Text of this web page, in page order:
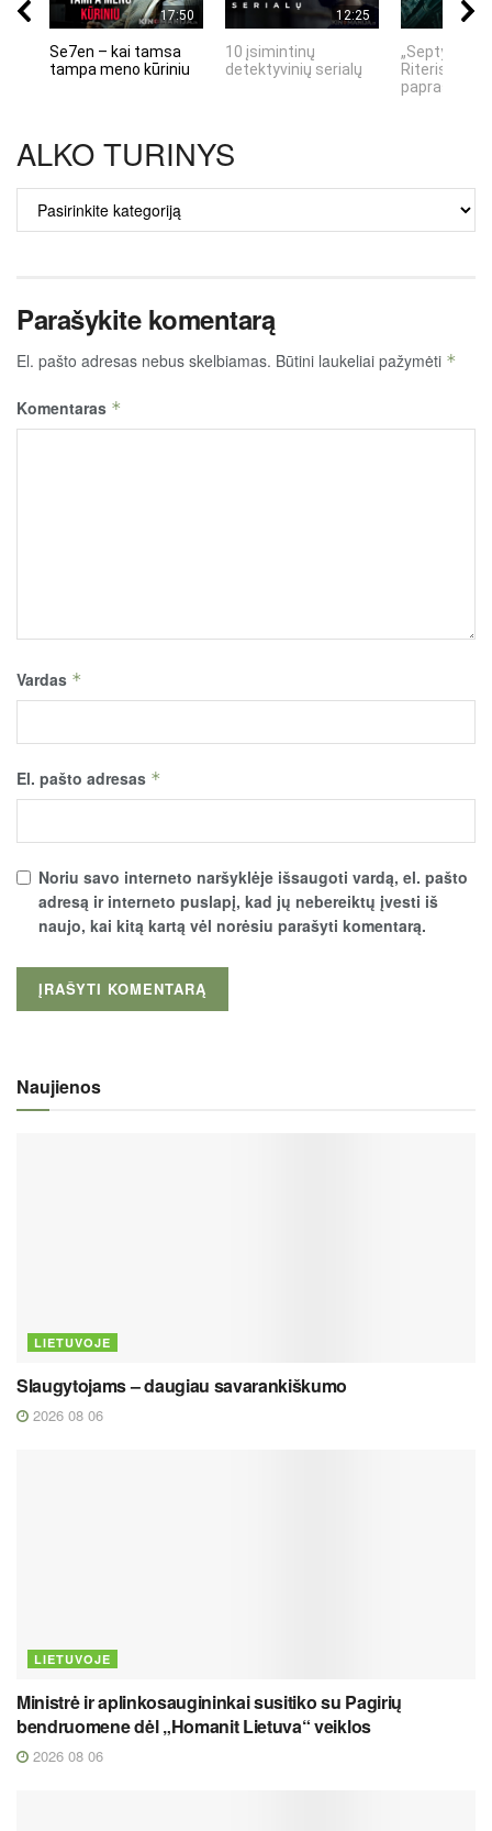
17:50
Se7en – kai tamsa
tampa meno kūriniu
12:25
10 įsimintinų
detektyvinių serialų
„Septynių
Riteris" – kai
ALKO TURINYS
ALKO
TURINYS
Parašykite komentarą
El. pašto adresas nebus skelbiamas. Būtini laukeliai pažymėti *
Komentaras *
Vardas *
El. pašto adresas *
Noriu savo interneto naršyklėje išsaugoti vardą, el. pašto
adresą ir interneto puslapį, kad jų nebereiktų įvesti iš
naujo, kai kitą kartą vėl norėsiu parašyti komentarą.
Naujienos
LIETUVOJE
Slaugytojams – daugiau savarankiškumo
2026 08 06
LIETUVOJE
Ministrė ir aplinkosaugininkai susitiko su Pagirių
bendruomene dėl „Homanit Lietuva“ veiklos
2026 08 06